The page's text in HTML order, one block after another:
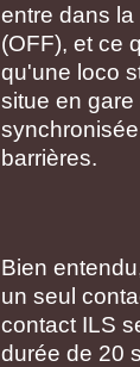
entre dans
(OFF), et ce
qu'une loco
situe en
barrières.
Bien
un seul
contact ILS
durée de 20